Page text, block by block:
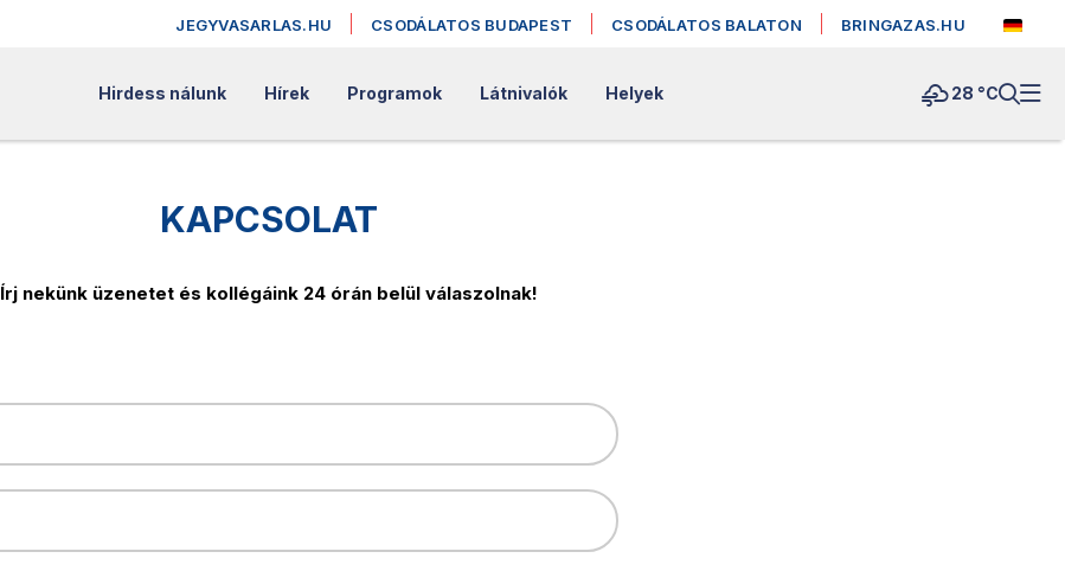
JEGYVASARLAS.HU CSODÁLATOS BUDAPEST CSODÁLATOS BALATON BRINGAZAS.HU
Hirdess nálunk Hírek Programok Látnivalók Helyek 28 °C
KAPCSOLAT
Írj nekünk üzenetet és kollégáink 24 órán belül válaszolnak!